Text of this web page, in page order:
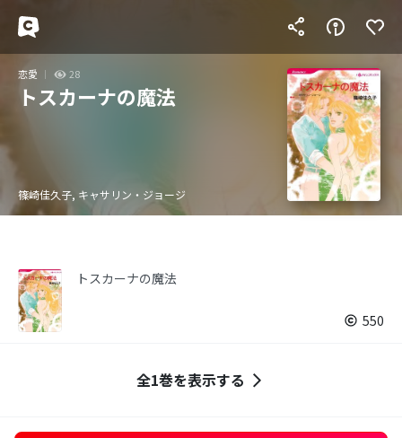
恋愛 28
トスカーナの魔法
篠崎佳久子, キャサリン・ジョージ
トスカーナの魔法
550
全1巻を表示する